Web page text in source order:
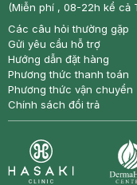
(Miễn phí , 08-22h kể cả
Các câu hỏi thường gặp
Gửi yêu cầu hỗ trợ
Hướng dẫn đặt hàng
Phương thức thanh toán
Phương thức vận chuyển
Chính sách đổi trả